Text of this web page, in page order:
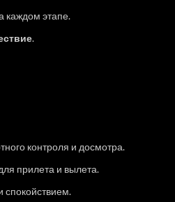
каждом этапе.
.
контроля и досмотра.
прилета и вылета.
спокойствием.